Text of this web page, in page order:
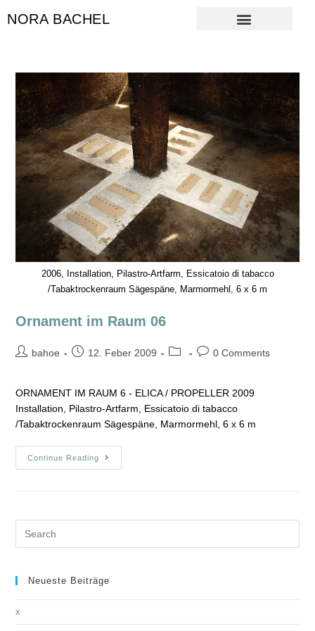
NORA BACHEL
2006, Installation, Pilastro-Artfarm, Essicatoio di tabacco
/Tabaktrockenraum Sägespäne, Marmormehl, 6 x 6 m
Ornament im Raum 06
bahoe 12. Feber 2009 0 Comments
ORNAMENT IM RAUM 6 - ELICA / PROPELLER 2009
Installation, Pilastro-Artfarm, Essicatoio di tabacco
/Tabaktrockenraum Sägespäne, Marmormehl, 6 x 6 m
Continue Reading
Neueste Beiträge
x